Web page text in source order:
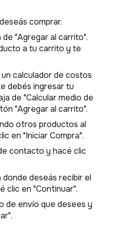
comprar.
"Agregar al carrito".
a tu carrito y te
calculador de costos
debés ingresar tu
de "Calcular medio de
"Agregar al carrito".
otros productos al
en "Iniciar Compra".
contacto y hacé clic
donde deseás recibir el
clic en "Continuar".
de envío que desees y